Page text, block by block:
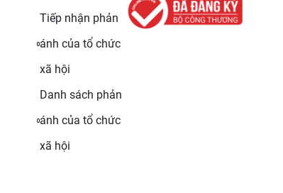
Tiếp nhận phản
ánh của tổ chức
xã hội
Danh sách phản
ánh của tổ chức
xã hội